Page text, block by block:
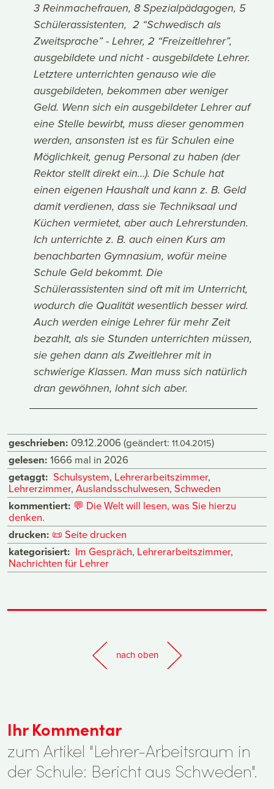
3 Reinmachefrauen, 8 Spezialpädagogen, 5
Schülerassistenten, 2 “Schwedisch als
Zweitsprache” - Lehrer, 2 “Freizeitlehrer”,
ausgebildete und nicht - ausgebildete Lehrer.
Letztere unterrichten genauso wie die
ausgebildeten, bekommen aber weniger
Geld. Wenn sich ein ausgebildeter Lehrer auf
eine Stelle bewirbt, muss dieser genommen
werden, ansonsten ist es für Schulen eine
Möglichkeit, genug Personal zu haben (der
Rektor stellt direkt ein…). Die Schule hat
einen eigenen Haushalt und kann z. B. Geld
damit verdienen, dass sie Techniksaal und
Küchen vermietet, aber auch Lehrerstunden.
Ich unterrichte z. B. auch einen Kurs am
benachbarten Gymnasium, wofür meine
Schule Geld bekommt. Die
Schülerassistenten sind oft mit im Unterricht,
wodurch die Qualität wesentlich besser wird.
Auch werden einige Lehrer für mehr Zeit
bezahlt, als sie Stunden unterrichten müssen,
sie gehen dann als Zweitlehrer mit in
schwierige Klassen. Man muss sich natürlich
dran gewöhnen, lohnt sich aber.
geschrieben: 09.12.2006 (geändert: 11.04.2015)
gelesen: 1666 mal in 2026
getaggt: Schulsystem, Lehrerarbeitszimmer,
Lehrerzimmer,Auslandsschulwesen,Schweden
kommentiert: 💬 Die Welt will lesen, was Sie hierzu
denken.
drucken: 📜 Seite drucken
kategorisiert: Im Gespräch, Lehrerarbeitszimmer,
Nachrichten für Lehrer
nach oben
Ihr Kommentar
zum Artikel "Lehrer-Arbeitsraum in
der Schule: Bericht aus Schweden".